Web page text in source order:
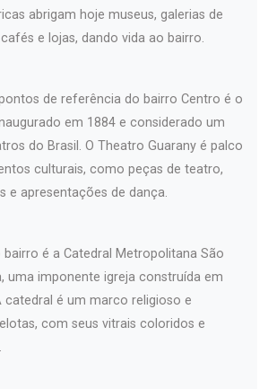
abrigam hoje museus, galerias de
e lojas, dando vida ao bairro.
de referência do bairro Centro é o
em 1884 e considerado um
do Brasil. O Theatro Guarany é palco
culturais, como peças de teatro,
e apresentações de dança.
é a Catedral Metropolitana São
uma imponente igreja construída em
é um marco religioso e
com seus vitrais coloridos e